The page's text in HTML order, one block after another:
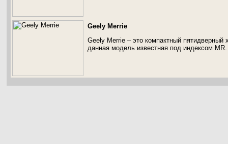
Geely Merrie
Geely Merrie – это компактный
данная модель известная под индексом MR.